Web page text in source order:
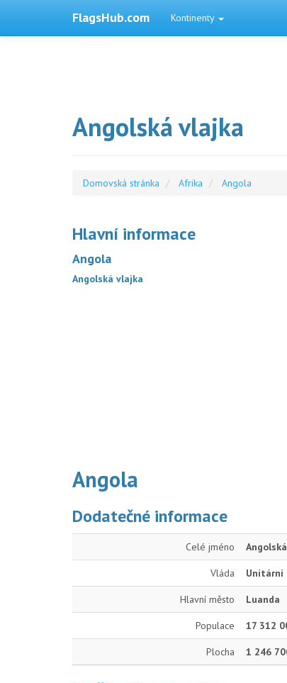
FlagsHub.com Kontinenty
Angolská vlajka
Domovská stránka Afrika Angola
Hlavní informace
Angola
Angolská vlajka
Angola
Dodatečné informace
Celé jméno
Vláda Unitární
Hlavní město Luanda
Populace 17 312
Plocha 1 246